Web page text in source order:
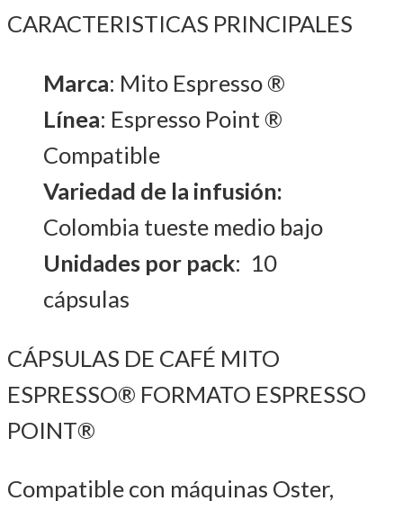
CARACTERISTICAS PRINCIPALES
Marca: Mito Espresso ®
Línea: Espresso Point ®
Compatible
Variedad de la infusión:
Colombia tueste medio bajo
Unidades por pack: 10
cápsulas
CÁPSULAS DE CAFÉ MITO
ESPRESSO® FORMATO ESPRESSO
POINT®
Compatible con máquinas Oster,